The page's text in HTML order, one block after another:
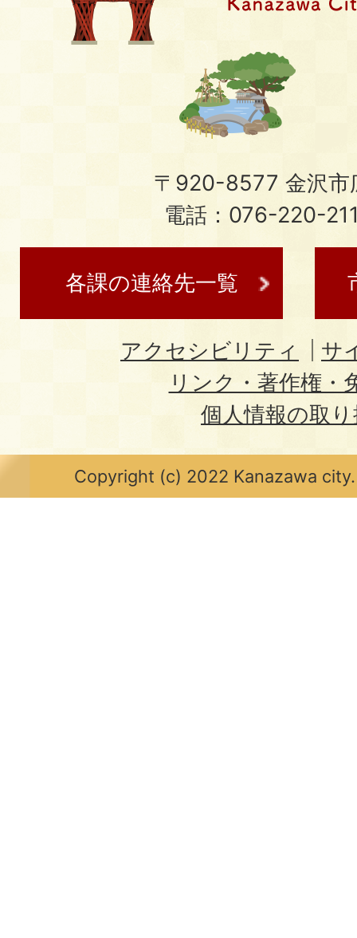
〒920-8577 金沢市
電話：076-220-
各課の連絡先一覧
アクセシビリティ
サ
リンク・著作権・
個人情報の取
Copyright (c) 2022 Kanazawa